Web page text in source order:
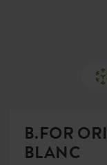
B.FOR
BLANC